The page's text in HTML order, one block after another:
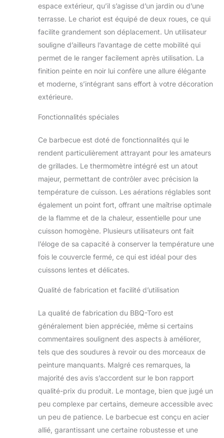
relève tous les
défis. Réglable :
d'aération dans le
couvercle et le
corps du barbecue,
une ventilation
assurée. En outre,
empêche la
surchauffe et la
carbonisation de
jamais de steak
brûlé. Grille de
cuisson : les grilles
chromées vous
d'obtenir les
meilleurs résultats
de cuisson et sont
faciles à nettoyer.
réchauffement de
vous pouvez garder
chaud ou
simplement
chauffer des
accompagnements
Pratique : les
grandes surfaces
de rangement vous
offrent beaucoup
d'espace pour
espace extérieur, qu’il s’agisse d’un jardin ou d’une
terrasse. Le chariot est équipé de deux roues, ce qui
facilite grandement son déplacement. Un utilisateur
souligne d’ailleurs l’avantage de cette mobilité qui
permet de le ranger facilement après utilisation. La
finition peinte en noir lui confère une allure élégante
et moderne, s’intégrant sans effort à votre décoration
extérieure.
Fonctionnalités spéciales
Ce barbecue est doté de fonctionnalités qui le
rendent particulièrement attrayant pour les amateurs
de grillades. Le thermomètre intégré est un atout
majeur, permettant de contrôler avec précision la
température de cuisson. Les aérations réglables sont
également un point fort, offrant une maîtrise optimale
de la flamme et de la chaleur, essentielle pour une
cuisson homogène. Plusieurs utilisateurs ont fait
l’éloge de sa capacité à conserver la température une
fois le couvercle fermé, ce qui est idéal pour des
cuissons lentes et délicates.
Qualité de fabrication et facilité d’utilisation
La qualité de fabrication du BBQ-Toro est
généralement bien appréciée, même si certains
commentaires soulignent des aspects à améliorer,
tels que des soudures à revoir ou des morceaux de
peinture manquants. Malgré ces remarques, la
majorité des avis s’accordent sur le bon rapport
qualité-prix du produit. Le montage, bien que jugé un
peu complexe par certains, demeure accessible avec
un peu de patience. Le barbecue est conçu en acier
allié, garantissant une certaine robustesse et une